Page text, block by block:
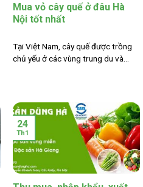
Mua vỏ cây quế ở đâu Hà
Nội tốt nhất
Tại Việt Nam, cây quế được trồng
chủ yếu ở các vùng trung du và...
24
Th1